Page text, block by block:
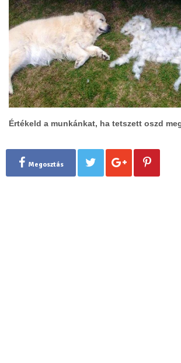
Értékeld a munkánkat, ha tetszett oszd
Megosztás